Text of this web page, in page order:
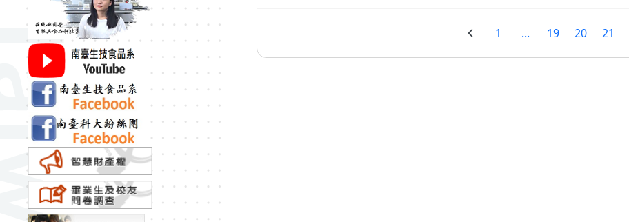
1 ... 19 20 21